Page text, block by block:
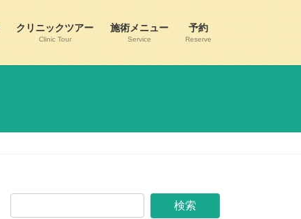
クリニックツアー
Clinic Tour
施術メニュー
Service
予約
Reserve